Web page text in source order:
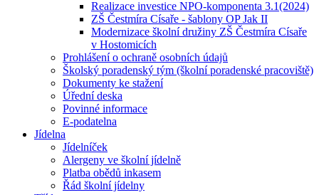
Realizace investice NPO-komponenta 3.1(2024)
ZŠ Čestmíra Císaře - šablony OP Jak II
Modernizace školní družiny ZŠ Čestmíra Císaře
v Hostomicích
Prohlášení o ochraně osobních údajů
Školský poradenský tým (školní poradenské pracoviště)
Dokumenty ke stažení
Úřední deska
Povinné informace
E-podatelna
Jídelna
Jídelníček
Alergeny ve školní jídelně
Platba obědů inkasem
Řád školní jídelny